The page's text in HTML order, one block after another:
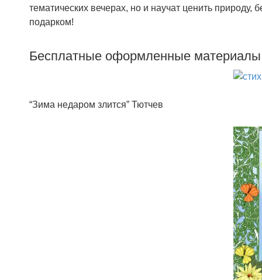
тематических вечерах, но и научат ценить
подарком!
Бесплатные оформленные материалы
“Зима недаром злится” Тютчев